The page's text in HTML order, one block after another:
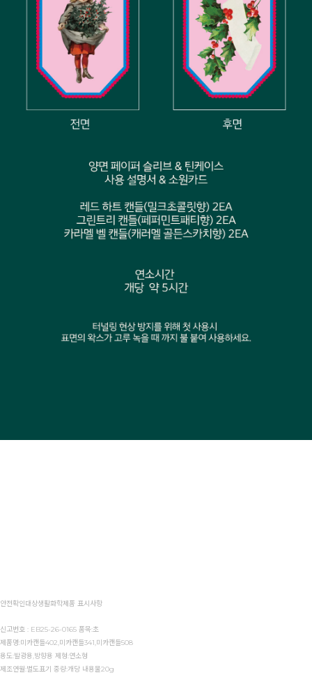
안전확인대상생활화학제품 표시사항
신고번호 : EB25-26-0165 품목:초
제품명:미카캔들402,미카캔들341,미카캔들508
용도:발광용,방향용 제형:연소형
제조연월:별도표기 중량:개당 내용물20g